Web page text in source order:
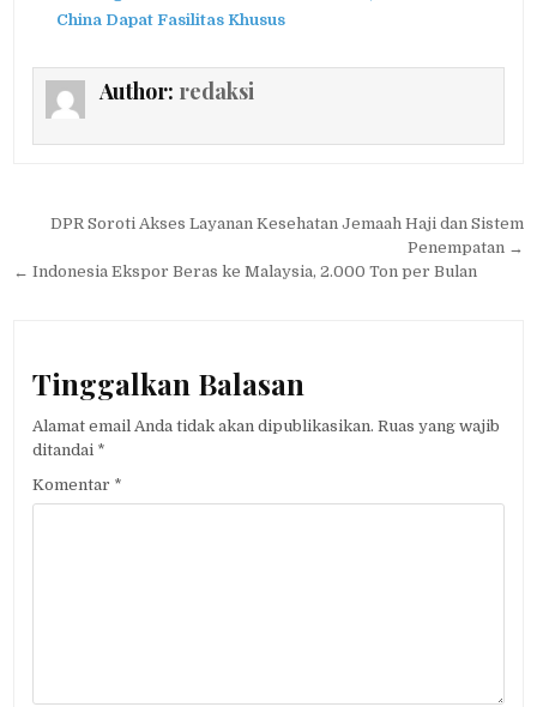
China Dapat Fasilitas Khusus
Author: redaksi
Navigasi
pos
DPR Soroti Akses Layanan Kesehatan Jemaah Haji dan Sistem
Penempatan →
← Indonesia Ekspor Beras ke Malaysia, 2.000 Ton per Bulan
Tinggalkan Balasan
Alamat email Anda tidak akan dipublikasikan. Ruas yang wajib
ditandai *
Komentar *